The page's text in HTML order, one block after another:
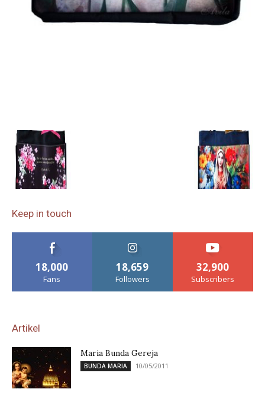
Keep in touch
18,000
Fans
18,659
Followers
32,900
Subscribers
Artikel
Maria Bunda Gereja
BUNDA MARIA 10/05/2011